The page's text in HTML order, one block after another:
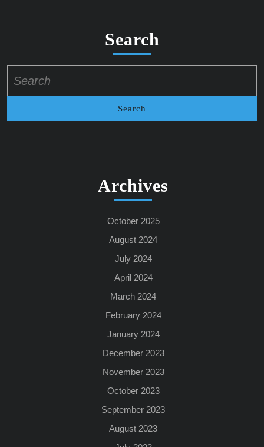
Search
for:
Archives
October 2025
August 2024
July 2024
April 2024
March 2024
February 2024
January 2024
December 2023
November 2023
October 2023
September 2023
August 2023